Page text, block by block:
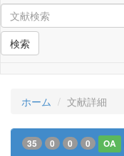
検索
ホーム 文献詳細
35 0 0 0 OA